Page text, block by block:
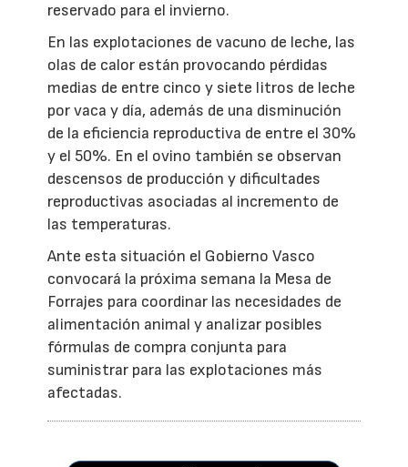
reservado para el invierno.
En las explotaciones de vacuno de leche, las
olas de calor están provocando pérdidas
medias de entre cinco y siete litros de leche
por vaca y día, además de una disminución
de la eficiencia reproductiva de entre el 30%
y el 50%. En el ovino también se observan
descensos de producción y dificultades
reproductivas asociadas al incremento de
las temperaturas.
Ante esta situación el Gobierno Vasco
convocará la próxima semana la Mesa de
Forrajes para coordinar las necesidades de
alimentación animal y analizar posibles
fórmulas de compra conjunta para
suministrar para las explotaciones más
afectadas.